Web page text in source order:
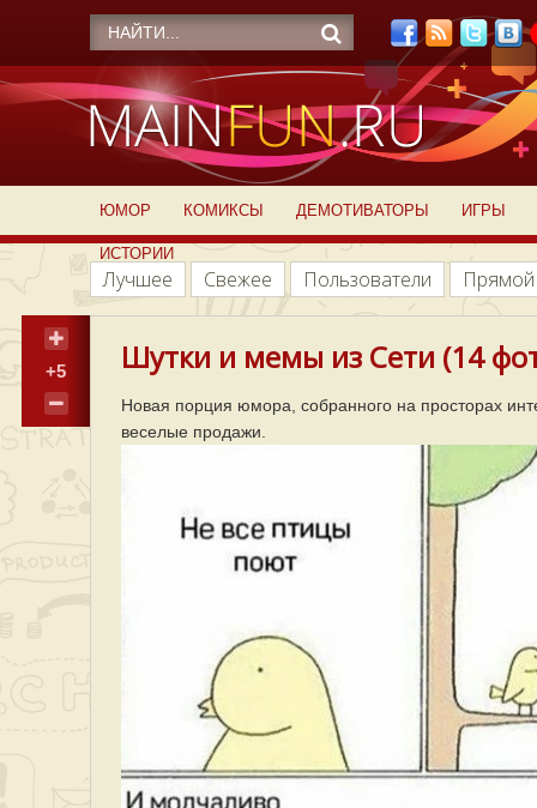
ЮМОР КОМИКСЫ ДЕМОТИВАТОРЫ ИГРЫ
ИСТОРИИ
Лучшее Свежее Пользователи
+5 Шутки и мемы из Сети (14
Новая порция юмора, собранного на просторах
веселые продажи.